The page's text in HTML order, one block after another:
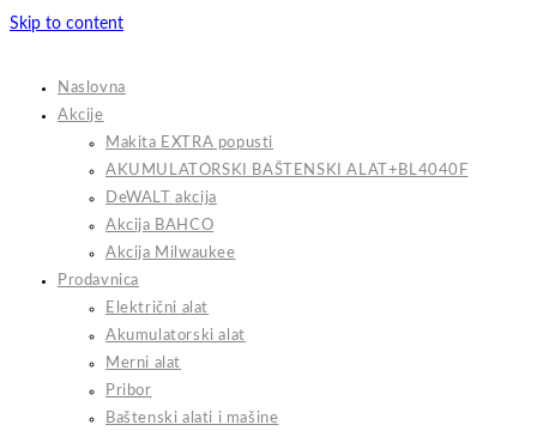
Skip to content
Naslovna
Akcije
Makita EXTRA popusti
AKUMULATORSKI BAŠTENSKI ALAT+BL4040F
DeWALT akcija
Akcija BAHCO
Akcija Milwaukee
Prodavnica
Električni alat
Akumulatorski alat
Merni alat
Pribor
Baštenski alati i mašine